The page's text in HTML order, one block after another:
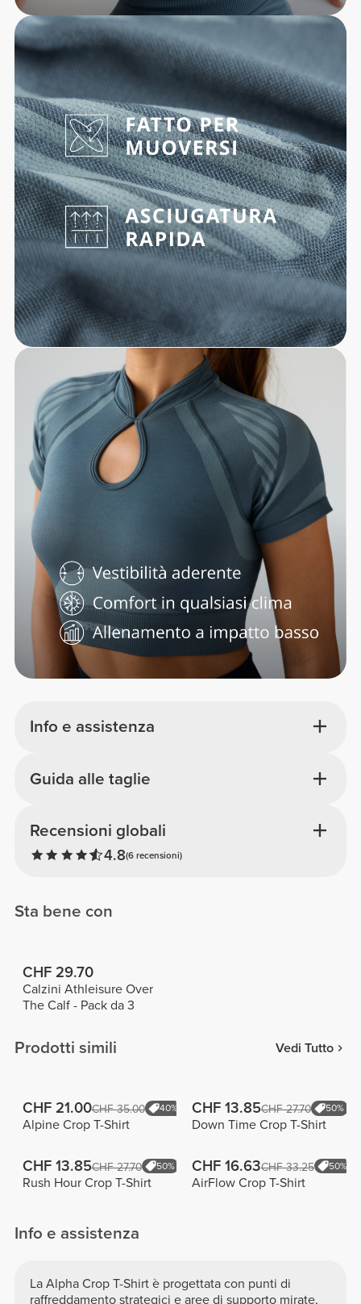
Info e assistenza
Recensioni globali
4.8(6 recensioni)
Guida alle taglie
Sta bene con
CHF 29.70
Calzini Athleisure Over
The Calf - Pack da 3
Prodotti simili Vedi Tutto
CHF 21.00CHF 35.00 40%
Alpine Crop T-Shirt
CHF 13.85CHF 27.70 50%
Down Time Crop T-Shirt
CHF 13.85CHF 27.70 50%
Rush Hour Crop T-Shirt
CHF 16.63CHF 33.25 50%
AirFlow Crop T-Shirt
Info e assistenza
La Alpha Crop T-Shirt è progettata con punti di
raffreddamento strategici e aree di supporto mirate,